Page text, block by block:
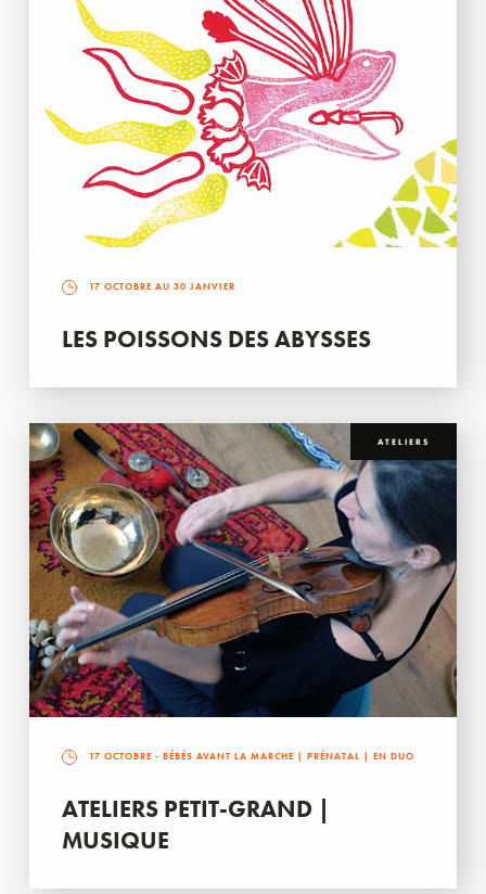
17 OCTOBRE AU 30 JANVIER
LES POISSONS DES ABYSSES
ATELIERS
17 OCTOBRE - BÉBÉS AVANT LA MARCHE | PRÉNATAL | EN DUO
ATELIERS PETIT-GRAND |
MUSIQUE